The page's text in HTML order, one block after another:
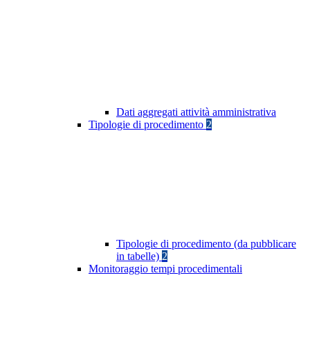
Dati aggregati attività amministrativa
Tipologie di procedimento 2
Tipologie di procedimento (da pubblicare
in tabelle) 2
Monitoraggio tempi procedimentali